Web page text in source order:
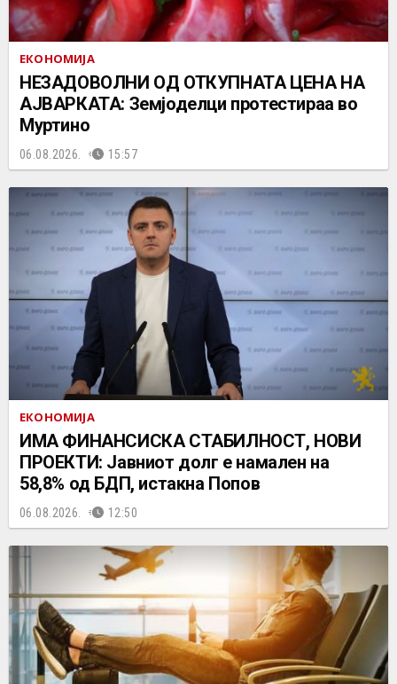
ЕКОНОМИЈА
НЕЗАДОВОЛНИ ОД ОТКУПНАТА ЦЕНА НА
АЈВАРКАТА: Земјоделци протестираа во
Муртино
06.08.2026. 15:57
ЕКОНОМИЈА
ИМА ФИНАНСИСКА СТАБИЛНОСТ, НОВИ
ПРОЕКТИ: Јавниот долг е намален на
58,8% од БДП, истакна Попов
06.08.2026. 12:50